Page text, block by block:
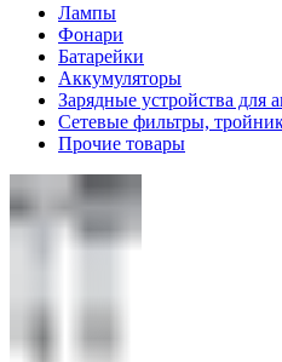
Лампы
Фонари
Батарейки
Аккумуляторы
Зарядные устройства для
Сетевые фильтры,
Прочие товары